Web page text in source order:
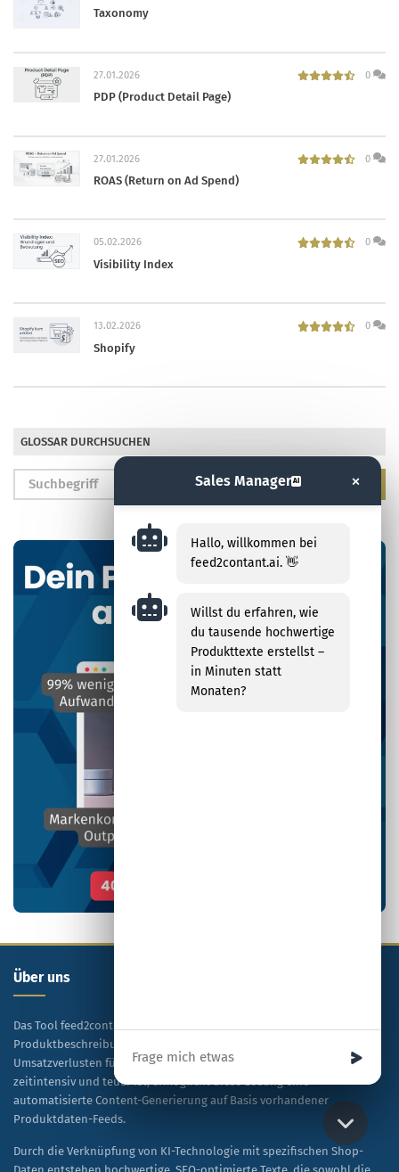
Taxonomy
27.01.2026 0
PDP (Product Detail Page)
27.01.2026 0
ROAS (Return on Ad Spend)
05.02.2026 0
Visibility Index
13.02.2026 0
Shopify
GLOSSAR DURCHSUCHEN
Über uns
Das Tool feed2content.ai® adressiert das Problem mangelhafter
Produktbeschreibungen in Onlineshops, die zu signifikanten
Umsatzverlusten führen. Während manuelle Texterstellung
zeitintensiv und teuer ist, ermöglicht diese Lösung eine
automatisierte Content-Generierung auf Basis vorhandener
Produktdaten-Feeds.
Durch die Verknüpfung von KI-Technologie mit spezifischen Shop-
Sales Manager AI ×
Hallo, willkommen bei
feed2contant.ai. 👋
Willst du erfahren, wie
du tausende hochwertige
Produkttexte erstellst –
in Minuten statt
Monaten?